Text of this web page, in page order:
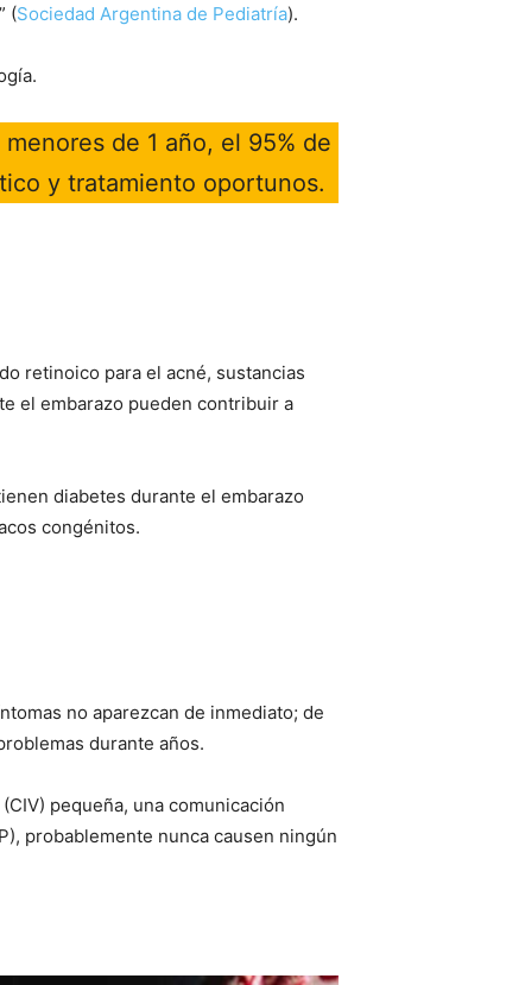
(Sociedad Argentina de Pediatría).
de 1 año, el 95% de
y tratamiento oportunos.
retinoico para el acné, sustancias
el embarazo pueden contribuir a
diabetes durante el embarazo
congénitos.
no aparezcan de inmediato; de
durante años.
(CIV) pequeña, una comunicación
probablemente nunca causen ningún